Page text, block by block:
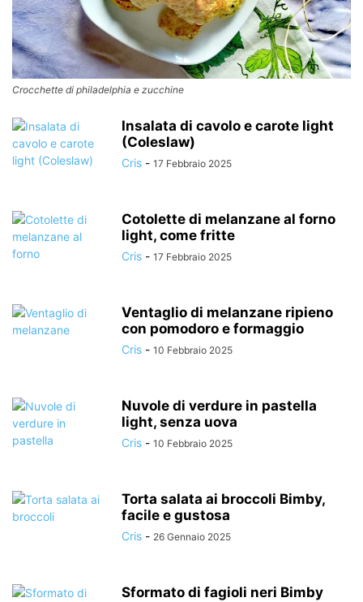
Crocchette di philadelphia e zucchine
Insalata di cavolo e carote light
(Coleslaw)
Cris - 17 Febbraio 2025
Cotolette di melanzane al forno
light, come fritte
Cris - 17 Febbraio 2025
Ventaglio di melanzane ripieno
con pomodoro e formaggio
Cris - 10 Febbraio 2025
Nuvole di verdure in pastella
light, senza uova
Cris - 10 Febbraio 2025
Torta salata ai broccoli Bimby,
facile e gustosa
Cris - 26 Gennaio 2025
Sformato di fagioli neri Bimby